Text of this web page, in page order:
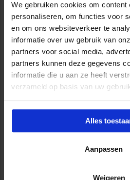
We gebruiken cookies om content
personaliseren, om functies voor
en om ons websiteverkeer te
informatie over uw gebruik van
partners voor social media,
partners kunnen deze gegevens
informatie die u aan ze heeft
verzameld op basis van uw
Alles
Aanpassen
Weigeren
Opleiding Coördinator nazorg ex-
Veiligheid